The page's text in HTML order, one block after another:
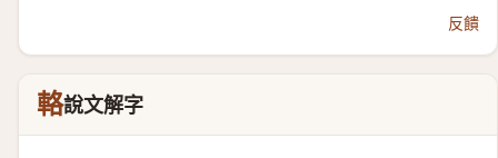
反饋
輅說文解字